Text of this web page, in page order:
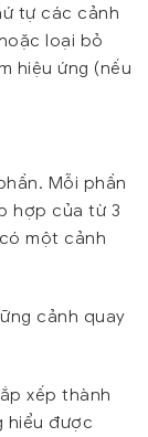
tự các cảnh
loại bỏ
hiệu ứng (nếu
Mỗi phần
hợp của từ 3
một cảnh
cảnh quay
xếp thành
hiểu được